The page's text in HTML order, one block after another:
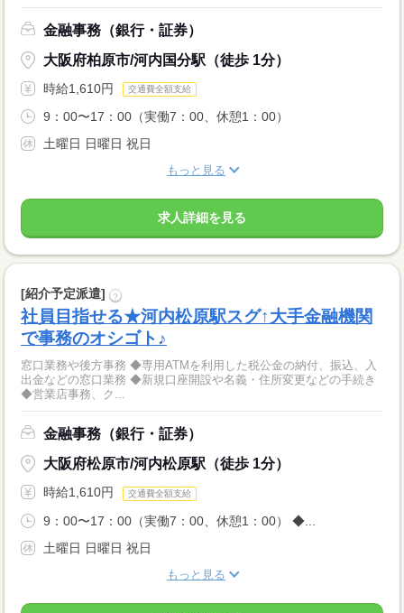
金融事務（銀行・証券）
大阪府柏原市/河内国分駅（徒歩 1分）
時給1,610円 交通費全額支給
9：00〜17：00（実働7：00、休憩1：00）
土曜日 日曜日 祝日
もっと見る
求人詳細を見る
[紹介予定派遣] ?
社員目指せる★河内松原駅スグ↑大手金融機関
で事務のオシゴト♪
窓口業務や後方事務 ◆専用ATMを利用した税公金の納付、振込、入
出金などの窓口業務 ◆新規口座開設や名義・住所変更などの手続き
◆営業店事務、ク...
金融事務（銀行・証券）
大阪府松原市/河内松原駅（徒歩 1分）
時給1,610円 交通費全額支給
9：00〜17：00（実働7：00、休憩1：00） ◆...
土曜日 日曜日 祝日
もっと見る